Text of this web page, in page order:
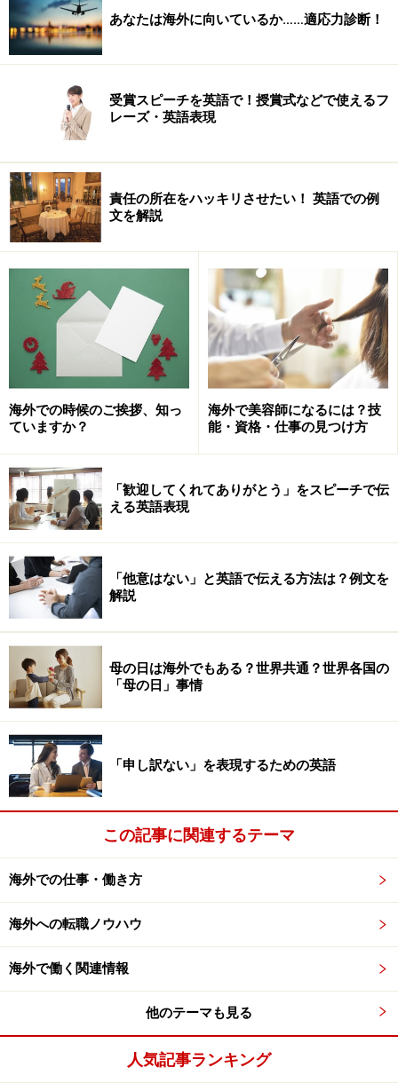
あり、そしてお菓子のアートを生み出す芸術家でもあ
る、そんなパティシエとして、どんな働き方があるので
しょうか？
どんな仕事があるの？
パティシエとひとくちに言っても、さまざまな働き方が
あります。どんな働き方ができるのか、ひとつずつ見て
いきましょう。
１）ホテルのパティシエ
れる人がいます。ケーキやデザートを開発し、実際にお
客様に提供するためのパティシエです。ホテルで活躍し
たパティシエは名声を得て、その後独立したりすること
も多いようです。
２）レストランのパティシエ
どのレストランでも専門のパティシエがいるわけではあ
りません。ある程度のグレードのレストランで、特にデ
ザートの評価が高いお店などはパティシエがいる可能性
があります。
３）洋菓子店での勤務
洋菓子のお店で、お菓子の開発・製作をしている人たち
は、パティシエです。ただし、お店にもいろいろなレベ
通ったお店を選ぶことが大切です。
４）製菓メーカーでの勤務
あなたは海外に向いているか……適応力診断！
受賞スピーチを英語で！授賞式などで使えるフ
レーズ・英語表現
責任の所在をハッキリさせたい！ 英語での例
文を解説
海外での時候のご挨拶、知っ
ていますか？
海外で美容師になるには？技
能・資格・仕事の見つけ方
「歓迎してくれてありがとう」をスピーチで伝
える英語表現
「他意はない」と英語で伝える方法は？例文を
解説
母の日は海外でもある？世界共通？世界各国の
「母の日」事情
「申し訳ない」を表現するための英語
この記事に関連するテーマ
海外での仕事・働き方
海外への転職ノウハウ
海外で働く関連情報
他のテーマも見る
人気記事ランキング